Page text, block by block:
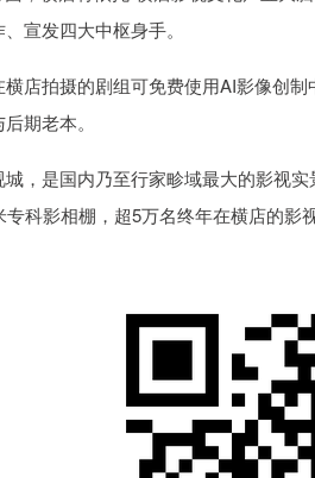
宣发四大中枢身手。
拍摄的剧组可免费使用AI影像创制
期老本。
是国内乃至行家畛域最大的影视实
科影相棚，超5万名终年在横店的